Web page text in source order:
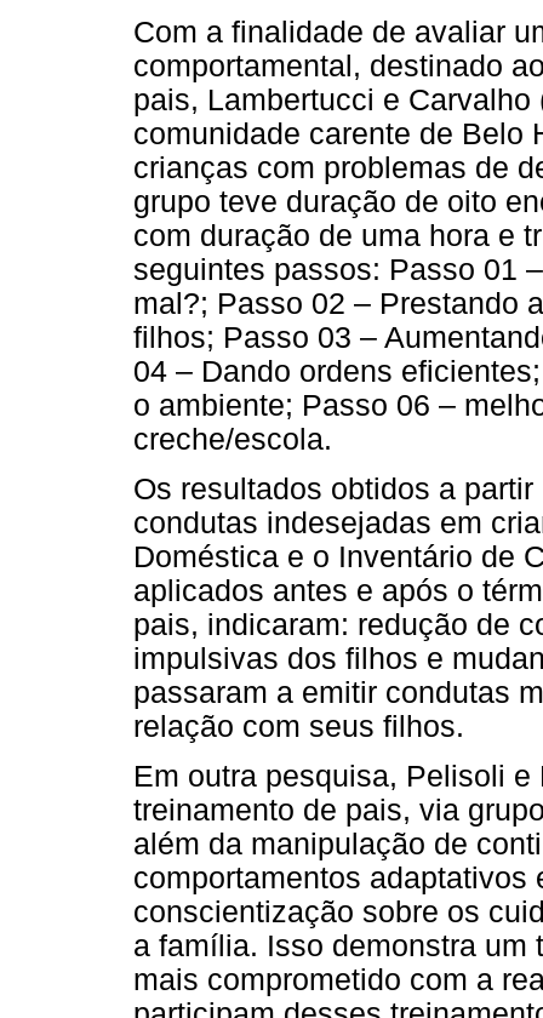
Com a finalidade de avaliar
comportamental, destinado
pais, Lambertucci e
comunidade carente de Belo
crianças com problemas de
grupo teve duração de oito
com duração de uma hora e
seguintes passos: Passo 01
mal?; Passo 02 – Prestando
filhos; Passo 03 –
04 – Dando ordens
o ambiente; Passo 06 –
creche/escola.
Os resultados obtidos a
condutas indesejadas em
Doméstica e o Inventário de
aplicados antes e após o
pais, indicaram: redução de
impulsivas dos filhos e
passaram a emitir condutas
relação com seus filhos.
Em outra pesquisa, Pelisoli
treinamento de pais, via
além da manipulação de
comportamentos
conscientização sobre os
a família. Isso demonstra um
mais comprometido com a